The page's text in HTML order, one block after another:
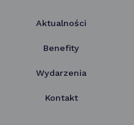
Aktualności
Benefity
Wydarzenia
Kontakt